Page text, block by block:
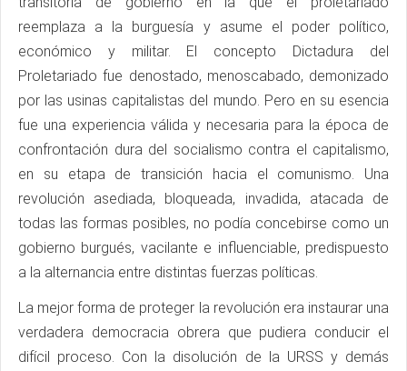
reemplaza a la burguesía y asume el poder político,
económico y militar. El concepto Dictadura del
Proletariado fue denostado, menoscabado, demonizado
por las usinas capitalistas del mundo. Pero en su esencia
fue una experiencia válida y necesaria para la época de
confrontación dura del socialismo contra el capitalismo,
en su etapa de transición hacia el comunismo. Una
revolución asediada, bloqueada, invadida, atacada de
todas las formas posibles, no podía concebirse como un
gobierno burgués, vacilante e influenciable, predispuesto
a la alternancia entre distintas fuerzas políticas.
La mejor forma de proteger la revolución era instaurar una
verdadera democracia obrera que pudiera conducir el
difícil proceso. Con la disolución de la URSS y demás